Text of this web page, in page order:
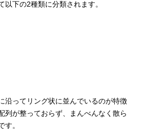
以下の2種類に分類されます。
沿ってリング状に並んでいるのが特徴
列が整っておらず、まんべんなく散ら
す。